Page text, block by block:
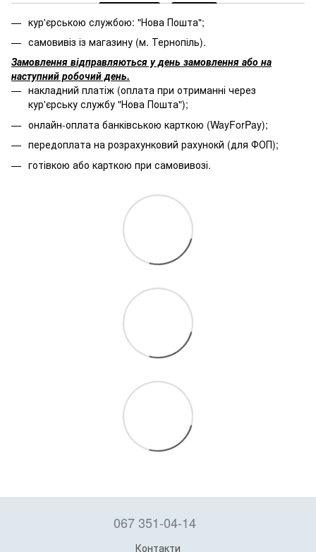
кур'єрською службою: "Нова Пошта";
самовивіз із магазину (м. Тернопіль).
Замовлення відправляються у день замовлення або на
наступний робочий день.
накладний платіж (оплата при отриманні через
кур'єрську службу "Нова Пошта");
онлайн-оплата банківською карткою (WayForPay);
передоплата на розрахунковий рахунокй (для ФОП);
готівкою або карткою при самовивозі.
067 351-04-14
Контакти